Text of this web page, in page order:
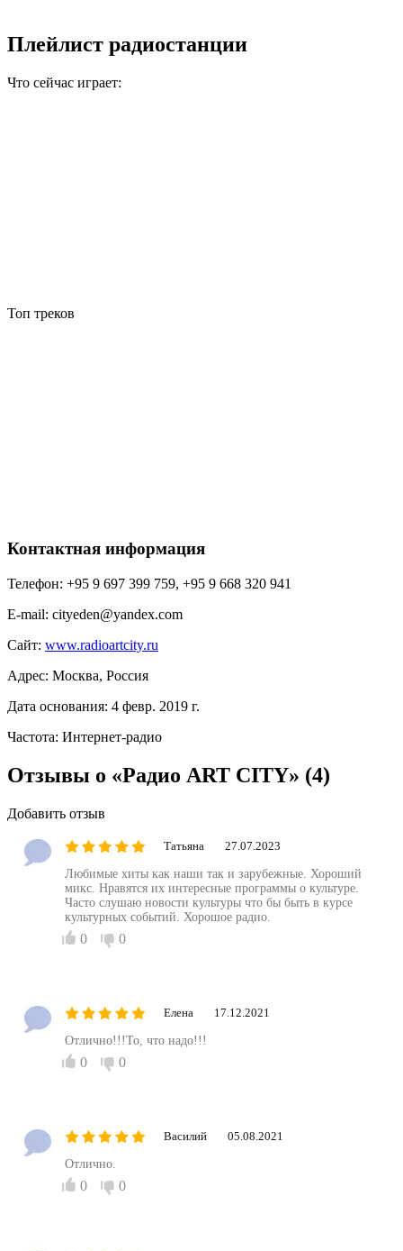
Плейлист радиостанции
Что сейчас играет:
Топ треков
Контактная информация
Телефон: +95 9 697 399 759, +95 9 668 320 941
E-mail: cityeden@yandex.com
Сайт: www.radioartcity.ru
Адрес: Москва, Россия
Дата основания: 4 февр. 2019 г.
Частота: Интернет-радио
Отзывы о «Радио ART CITY» (4)
Добавить отзыв
Татьяна 27.07.2023
Любимые хиты как наши так и зарубежные. Хороший
микс. Нравятся их интересные программы о культуре.
Часто слушаю новости культуры что бы быть в курсе
культурных событий. Хорошое радио.
0 0
Елена 17.12.2021
Отлично!!!То, что надо!!!
0 0
Василий 05.08.2021
Отлично.
0 0